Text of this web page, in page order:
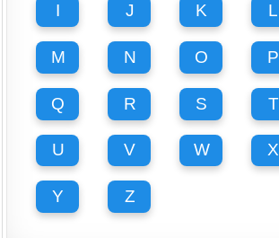
I J K L
M N O P
Q R S T
U V W X
Y Z